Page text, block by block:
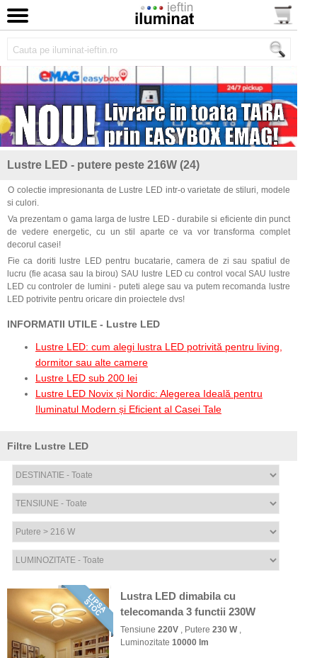
Lustre LED - putere peste 216W (24)
O colectie impresionanta de Lustre LED intr-o varietate de stiluri, modele
si culori.
Va prezentam o gama larga de lustre LED - durabile si eficiente din punct
de vedere energetic, cu un stil aparte ce va vor transforma complet
decorul casei!
Fie ca doriti lustre LED pentru bucatarie, camera de zi sau spatiul de
lucru (fie acasa sau la birou) SAU lustre LED cu control vocal SAU lustre
LED cu controler de lumini - puteti alege sau va putem recomanda lustre
LED potrivite pentru oricare din proiectele dvs!
INFORMATII UTILE - Lustre LED
Lustre LED: cum alegi lustra LED potrivită pentru living,
dormitor sau alte camere
Lustre LED sub 200 lei
Lustre LED Novix și Nordic: Alegerea Ideală pentru
Iluminatul Modern și Eficient al Casei Tale
Filtre Lustre LED
Lustra LED dimabila cu
telecomanda 3 functii 230W
Tensiune 220V , Putere 230 W,
Luminozitate 10000 lm